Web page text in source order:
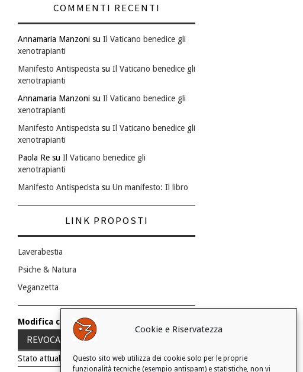
Cookie e Riservatezza
Questo sito web utilizza dei cookie solo per le proprie
funzionalità tecniche (esempio antispam) e statistiche, non vi
COMMENTI RECENTI
Annamaria Manzoni su Il Vaticano benedice gli
xenotrapianti
Manifesto Antispecista su Il Vaticano benedice gli
xenotrapianti
Annamaria Manzoni su Il Vaticano benedice gli
xenotrapianti
Manifesto Antispecista su Il Vaticano benedice gli
xenotrapianti
Paola Re su Il Vaticano benedice gli
xenotrapianti
Manifesto Antispecista su Un manifesto: Il libro
LINK PROPOSTI
Laverabestia
Psiche & Natura
Veganzetta
Modifica consenso ai cookie
REVOCA IL TUO CONSENSO
Stato attuale: Negato